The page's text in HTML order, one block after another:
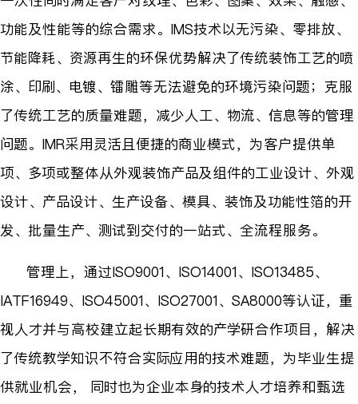
功能及性能等的综合需求。IMS技术以无污染、零排放、
节能降耗、资源再生的环保优势解决了传统装饰工艺的喷
涂、印刷、电镀、镭雕等无法避免的环境污染问题；克服
了传统工艺的质量难题，减少人工、物流、信息等的管理
问题。IMR采用灵活且便捷的商业模式，为客户提供单
项、多项或整体从外观装饰产品及组件的工业设计、外观
设计、产品设计、生产设备、模具、装饰及功能性箔的开
发、批量生产、测试到交付的一站式、全流程服务。
管理上，通过ISO9001、ISO14001、ISO13485、
IATF16949、ISO45001、ISO27001、SA8000等认证，重
视人才并与高校建立起长期有效的产学研合作项目，解决
了传统教学知识不符合实际应用的技术难题，为毕业生提
供就业机会， 同时也为企业本身的技术人才培养和甄选